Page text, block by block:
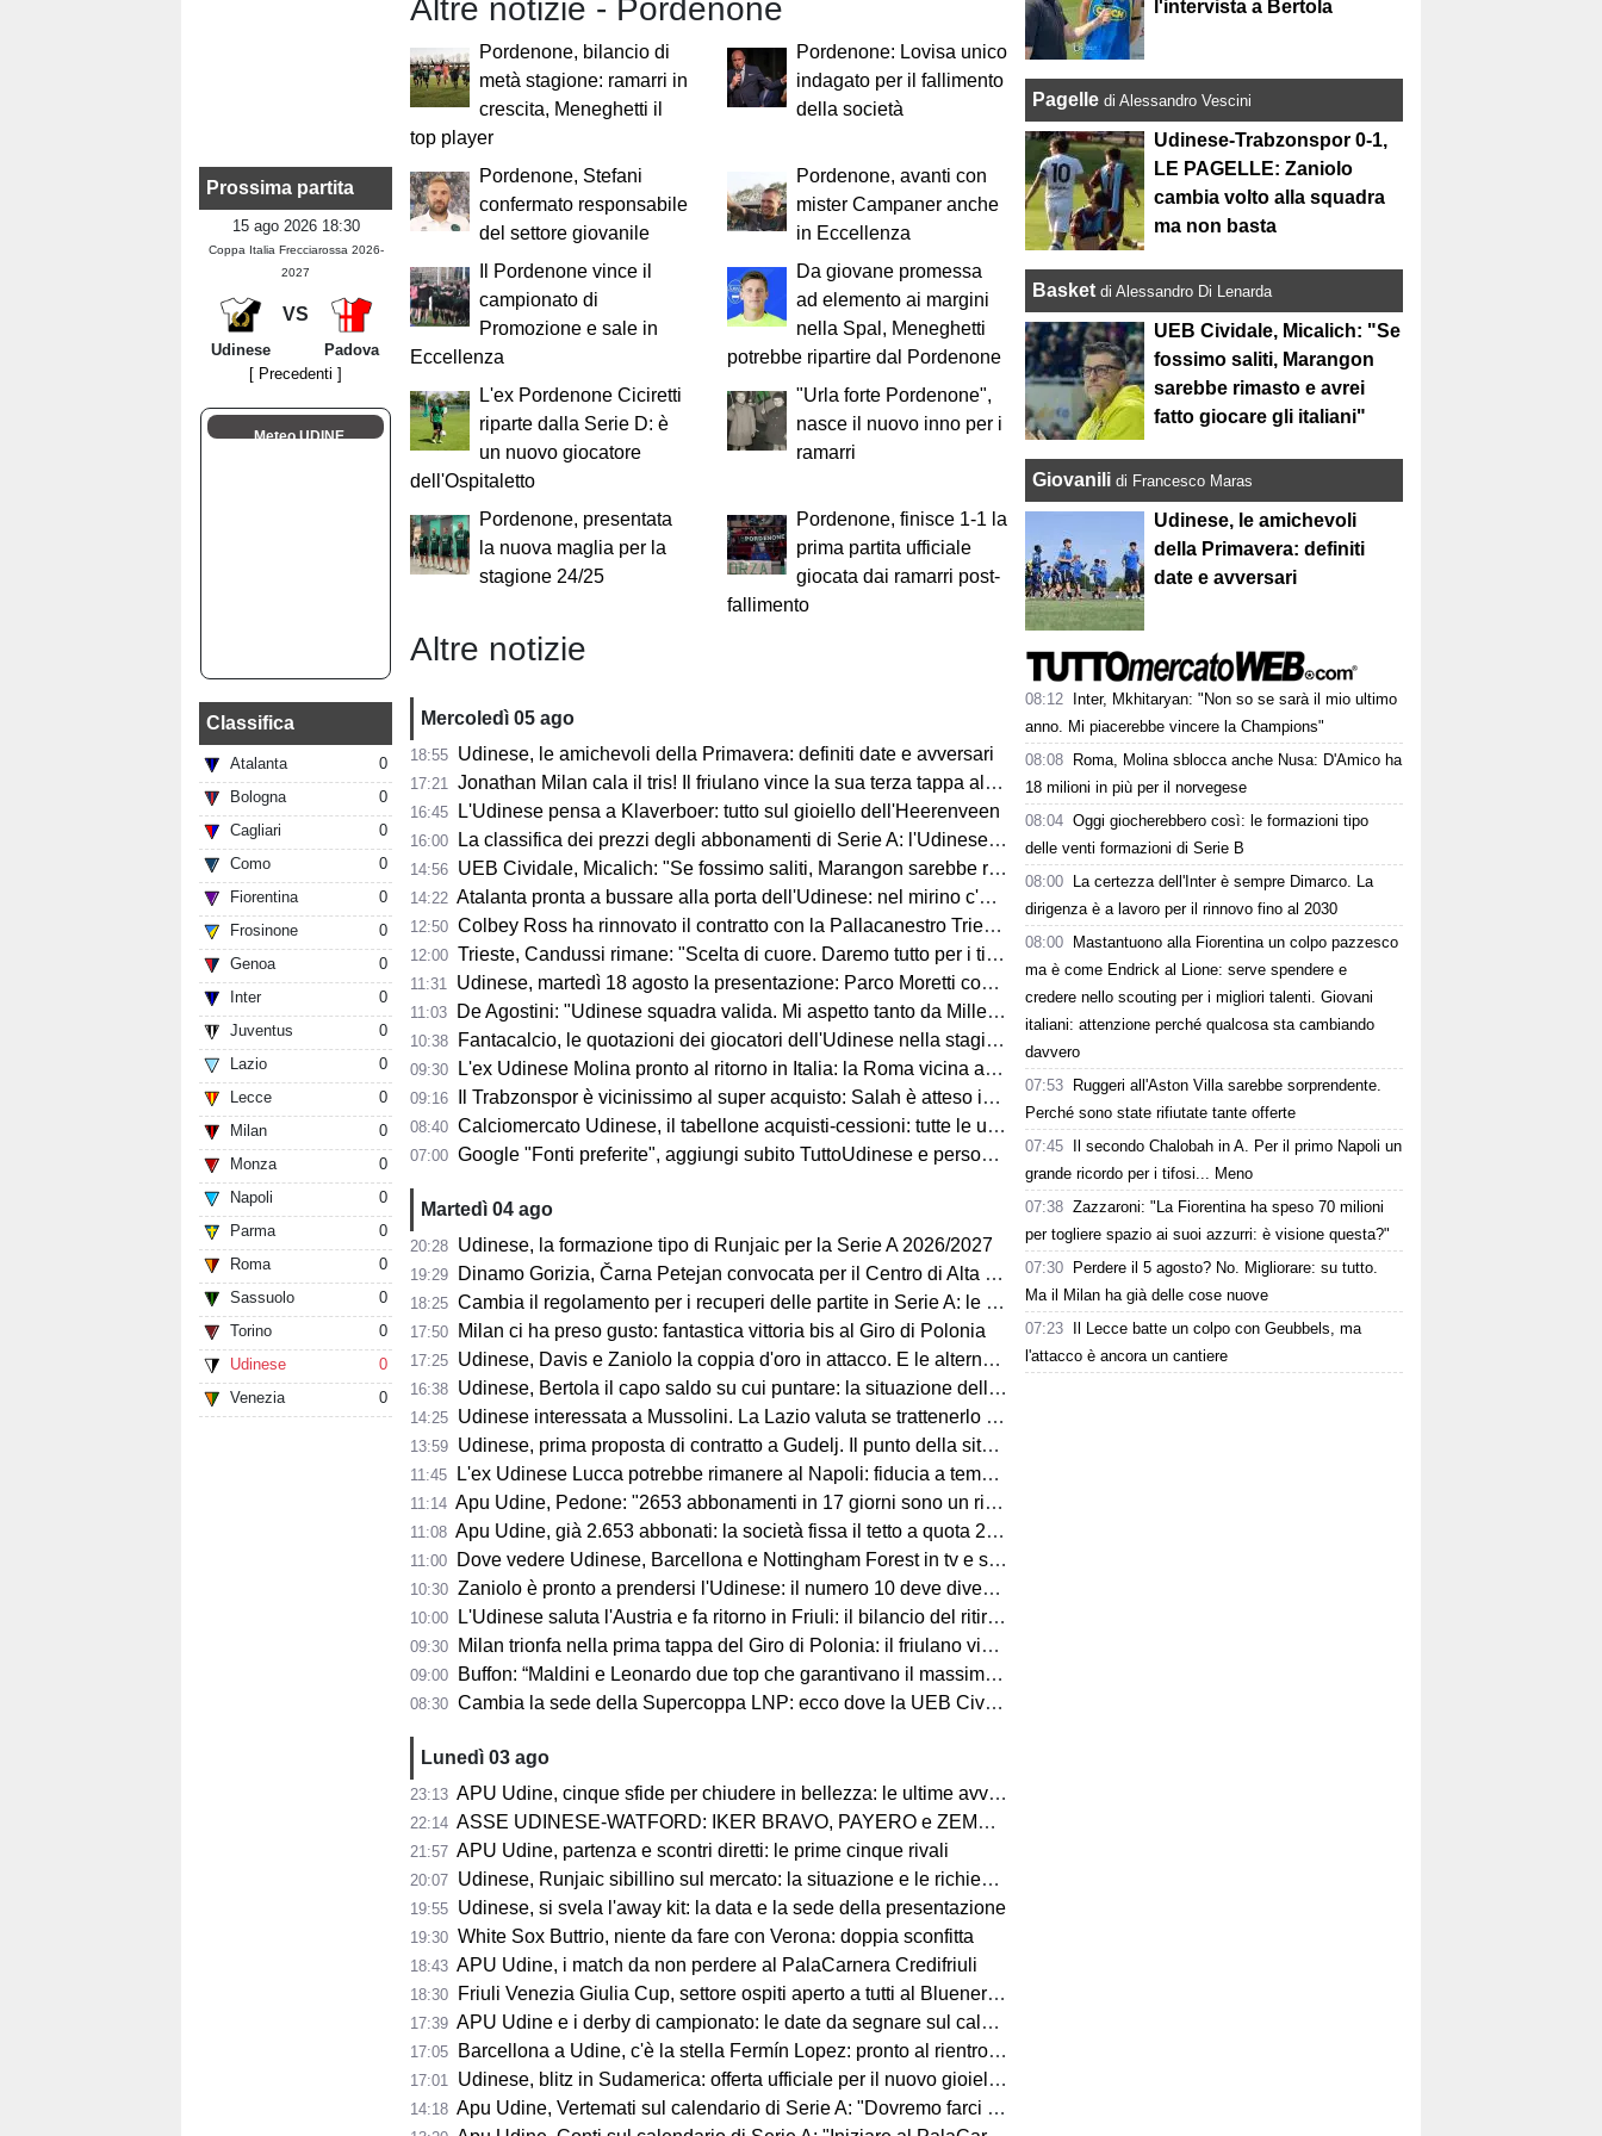
Prossima partita
15 ago 2026 18:30
Coppa Italia Frecciarossa 2026-
2027
VS
Udinese
Padova
[ Precedenti ]
Meteo UDINE
Classifica
Atalanta
0
Bologna
0
Cagliari
0
Como
0
Fiorentina
0
Frosinone
0
Genoa
0
Inter
0
Juventus
0
Lazio
0
Lecce
0
Milan
0
Monza
0
Napoli
0
Parma
0
Roma
0
Sassuolo
0
Torino
0
Udinese
0
Venezia
0
Altre notizie - Pordenone
Pordenone, bilancio di
metà stagione: ramarri in
crescita, Meneghetti il
top player
Pordenone: Lovisa unico
indagato per il fallimento
della società
Pordenone, Stefani
confermato responsabile
del settore giovanile
Pordenone, avanti con
mister Campaner anche
in Eccellenza
Il Pordenone vince il
campionato di
Promozione e sale in
Eccellenza
Da giovane promessa
ad elemento ai margini
nella Spal, Meneghetti
potrebbe ripartire dal Pordenone
L'ex Pordenone Ciciretti
riparte dalla Serie D: è
un nuovo giocatore
dell'Ospitaletto
"Urla forte Pordenone",
nasce il nuovo inno per i
ramarri
Pordenone, presentata
la nuova maglia per la
stagione 24/25
Pordenone, finisce 1-1 la
prima partita ufficiale
giocata dai ramarri post-
fallimento
Altre notizie
Mercoledì 05 ago
18:55 Udinese, le amichevoli della Primavera: definiti date e avversari
17:21 Jonathan Milan cala il tris! Il friulano vince la sua terza tappa al Tour de Pologne
16:45 L'Udinese pensa a Klaverboer: tutto sul gioiello dell'Heerenveen
16:00 La classifica dei prezzi degli abbonamenti di Serie A: l'Udinese vanta un primato
14:56 UEB Cividale, Micalich: "Se fossimo saliti, Marangon sarebbe rimasto e avrei fatto giocare gli italiani"
14:22 Atalanta pronta a bussare alla porta dell'Udinese: nel mirino c'è Kristensen
12:50 Colbey Ross ha rinnovato il contratto con la Pallacanestro Trieste
12:00 Trieste, Candussi rimane: "Scelta di cuore. Daremo tutto per i tifosi"
11:31 Udinese, martedì 18 agosto la presentazione: Parco Moretti come location
11:03 De Agostini: "Udinese squadra valida. Mi aspetto tanto da Miller e Ekkelenkamp "
10:38 Fantacalcio, le quotazioni dei giocatori dell'Udinese nella stagione 2026/27
09:30 L'ex Udinese Molina pronto al ritorno in Italia: la Roma vicina all'acquisto
09:16 Il Trabzonspor è vicinissimo al super acquisto: Salah è atteso in Turchia
08:40 Calciomercato Udinese, il tabellone acquisti-cessioni: tutte le ufficialità
07:00 Google "Fonti preferite", aggiungi subito TuttoUdinese e personalizza le tue notizie
Martedì 04 ago
20:28 Udinese, la formazione tipo di Runjaic per la Serie A 2026/2027
19:29 Dinamo Gorizia, Čarna Petejan convocata per il Centro di Alta Specializzazione del Comitato Regionale Fvg
18:25 Cambia il regolamento per i recuperi delle partite in Serie A: le novità
17:50 Milan ci ha preso gusto: fantastica vittoria bis al Giro di Polonia
17:25 Udinese, Davis e Zaniolo la coppia d'oro in attacco. E le alternative?
16:38 Udinese, Bertola il capo saldo su cui puntare: la situazione della difesa
14:25 Udinese interessata a Mussolini. La Lazio valuta se trattenerlo o cederlo
13:59 Udinese, prima proposta di contratto a Gudelj. Il punto della situazione
11:45 L'ex Udinese Lucca potrebbe rimanere al Napoli: fiducia a tempo della società
11:14 Apu Udine, Pedone: "2653 abbonamenti in 17 giorni sono un risultato straordinario"
11:08 Apu Udine, già 2.653 abbonati: la società fissa il tetto a quota 2.800 per garantire posti anche ai tifosi non abbonati
11:00 Dove vedere Udinese, Barcellona e Nottingham Forest in tv e streaming | FVG Cup
10:30 Zaniolo è pronto a prendersi l'Udinese: il numero 10 deve diventare anche leader e trascinatore
10:00 L'Udinese saluta l'Austria e fa ritorno in Friuli: il bilancio del ritiro di Lienz
09:30 Milan trionfa nella prima tappa del Giro di Polonia: il friulano vince in volata
09:00 Buffon: “Maldini e Leonardo due top che garantivano il massimo, ma lo stesso discorso vale per Mancini e Ranieri”
08:30 Cambia la sede della Supercoppa LNP: ecco dove la UEB Cividale difenderà il titolo
Lunedì 03 ago
23:13 APU Udine, cinque sfide per chiudere in bellezza: le ultime avversarie
22:14 ASSE UDINESE-WATFORD: IKER BRAVO, PAYERO e ZEMURA è la triplice cessione direzione Londra
21:57 APU Udine, partenza e scontri diretti: le prime cinque rivali
20:07 Udinese, Runjaic sibillino sul mercato: la situazione e le richieste dell'allenatore
19:55 Udinese, si svela l'away kit: la data e la sede della presentazione
19:30 White Sox Buttrio, niente da fare con Verona: doppia sconfitta
18:43 APU Udine, i match da non perdere al PalaCarnera Credifriuli
18:30 Friuli Venezia Giulia Cup, settore ospiti aperto a tutti al Bluenergy Stadium
17:39 APU Udine e i derby di campionato: le date da segnare sul calendario
17:05 Barcellona a Udine, c'è la stella Fermín Lopez: pronto al rientro contro i bianconeri
17:01 Udinese, blitz in Sudamerica: offerta ufficiale per il nuovo gioiello uruguaiano
14:18 Apu Udine, Vertemati sul calendario di Serie A: "Dovremo farci trovare immediatamente pronti"
l'intervista a Bertola
Pagelle di Alessandro Vescini
Udinese-Trabzonspor 0-1,
LE PAGELLE: Zaniolo
cambia volto alla squadra
ma non basta
Basket di Alessandro Di Lenarda
UEB Cividale, Micalich: "Se
fossimo saliti, Marangon
sarebbe rimasto e avrei
fatto giocare gli italiani"
Giovanili di Francesco Maras
Udinese, le amichevoli
della Primavera: definiti
date e avversari
08:12
Inter, Mkhitaryan: "Non so se sarà il mio ultimo
anno. Mi piacerebbe vincere la Champions"
08:08
Roma, Molina sblocca anche Nusa: D'Amico ha
18 milioni in più per il norvegese
08:04 Oggi giocherebbero così: le formazioni tipo
delle venti formazioni di Serie B
08:00
La certezza dell'Inter è sempre Dimarco. La
dirigenza è a lavoro per il rinnovo fino al 2030
08:00
Mastantuono alla Fiorentina un colpo pazzesco
ma è come Endrick al Lione: serve spendere e
credere nello scouting per i migliori talenti. Giovani
italiani: attenzione perché qualcosa sta cambiando
davvero
07:53
Ruggeri all'Aston Villa sarebbe sorprendente.
Perché sono state rifiutate tante offerte
07:45
Il secondo Chalobah in A. Per il primo Napoli un
grande ricordo per i tifosi... Meno
07:38 Zazzaroni: "La Fiorentina ha speso 70 milioni
per togliere spazio ai suoi azzurri: è visione questa?"
07:30
Perdere il 5 agosto? No. Migliorare: su tutto.
Ma il Milan ha già delle cose nuove
07:23
Il Lecce batte un colpo con Geubbels, ma
l'attacco è ancora un cantiere